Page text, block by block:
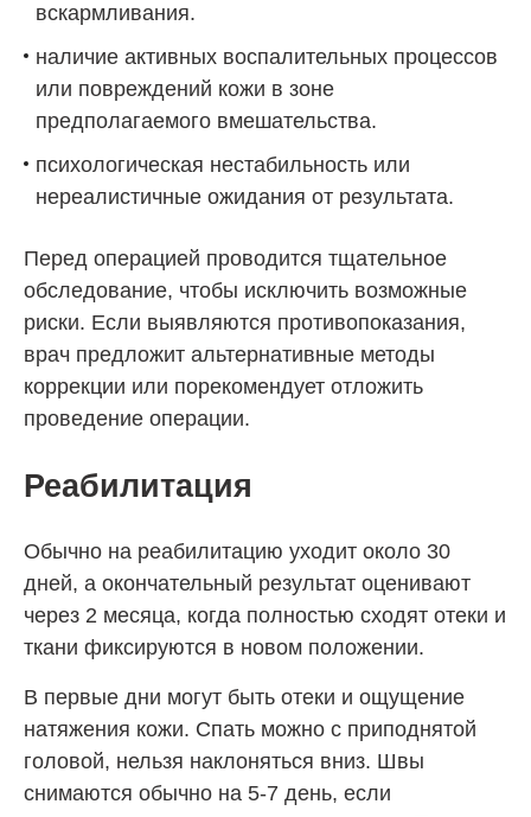
вскармливания.
наличие активных воспалительных процессов
или повреждений кожи в зоне
предполагаемого вмешательства.
психологическая нестабильность или
нереалистичные ожидания от результата.
Перед операцией проводится тщательное
обследование, чтобы исключить возможные
риски. Если выявляются противопоказания,
врач предложит альтернативные методы
коррекции или порекомендует отложить
проведение операции.
Реабилитация
Обычно на реабилитацию уходит около 30
дней, а окончательный результат оценивают
через 2 месяца, когда полностью сходят отеки и
ткани фиксируются в новом положении.
В первые дни могут быть отеки и ощущение
натяжения кожи. Спать можно с приподнятой
головой, нельзя наклоняться вниз. Швы
снимаются обычно на 5-7 день, если